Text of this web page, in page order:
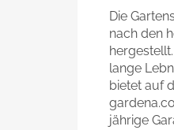
Die
nach den
lange
bietet auf
jährige